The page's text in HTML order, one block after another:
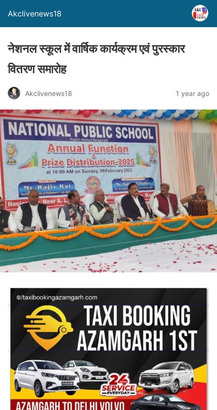
Akclivenews18
नेशनल स्कूल में वार्षिक कार्यक्रम एवं पुरस्कार
वितरण समारोह
Akclivenews18 1 year ago